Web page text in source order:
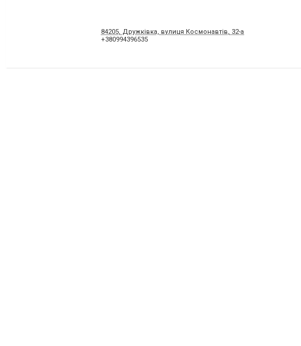
84205, Дружківка, вулиця Космонавтів, 32-а
+380994396535